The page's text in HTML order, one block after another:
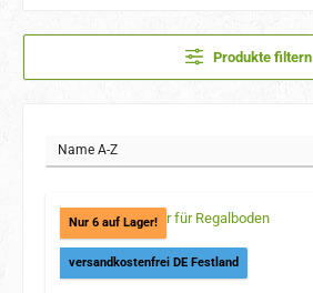
Produkte filtern
Nur 6 auf Lager!
versandkostenfrei DE Festland